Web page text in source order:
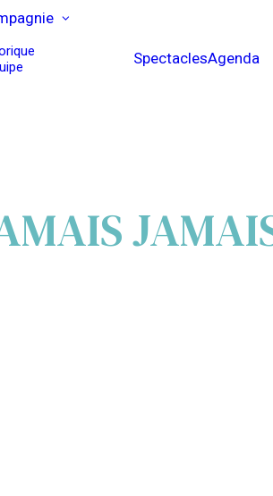
SpectaclesAgenda